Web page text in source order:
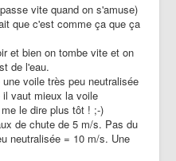
vite quand on s'amuse)
que c'est comme ça que ça
et bien on tombe vite et on
de l'eau.
voile très peu neutralisée
vaut mieux la voile
le dire plus tôt ! ;-)
de chute de 5 m/s. Pas du
neutralisée = 10 m/s. Une